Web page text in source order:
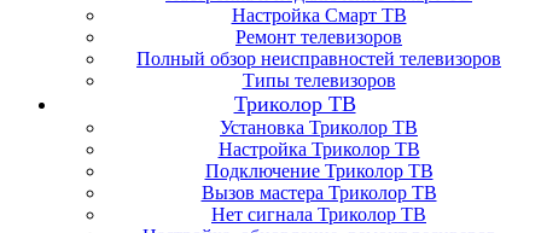
Настройка Смарт ТВ
Ремонт телевизоров
Полный обзор неисправностей телевизоров
Типы телевизоров
Триколор ТВ
Установка Триколор ТВ
Настройка Триколор ТВ
Подключение Триколор ТВ
Вызов мастера Триколор ТВ
Нет сигнала Триколор ТВ